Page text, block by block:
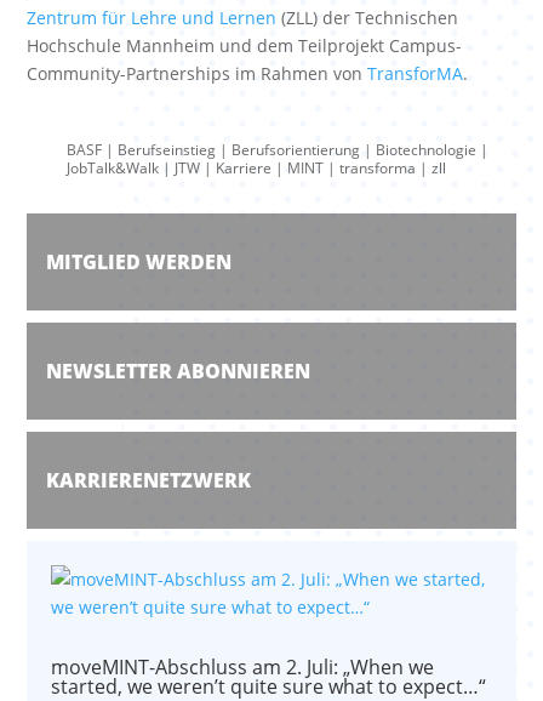
Zentrum für Lehre und Lernen (ZLL) der Technischen
Hochschule Mannheim und dem Teilprojekt Campus-
Community-Partnerships im Rahmen vonTransforMA.
BASF| Berufseinstieg| Berufsorientierung| Biotechnologie |
JobTalk&Walk| JTW| Karriere | MINT| transforma | zll
MITGLIED WERDEN
NEWSLETTER ABONNIEREN
KARRIERENETZWERK
moveMINT-Abschluss am 2. Juli: „When we
started, we weren’t quite sure what to expect…“